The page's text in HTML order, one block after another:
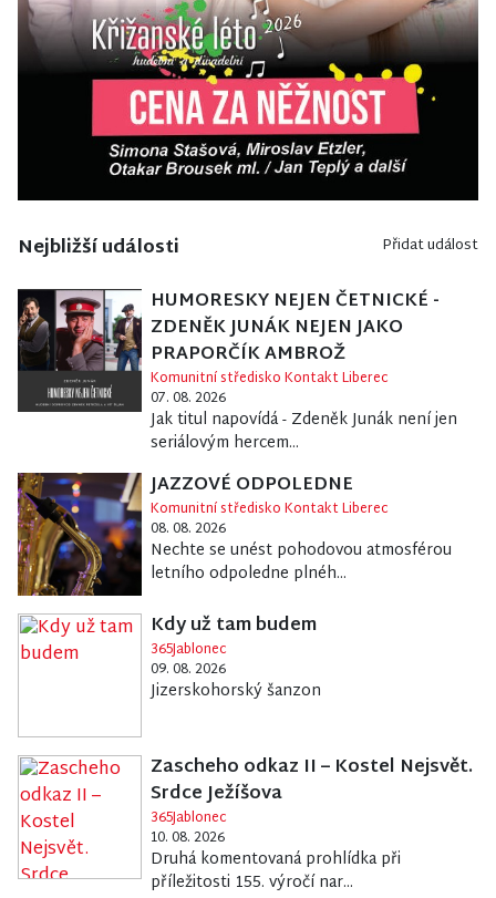
Nejbližší události Přidat událost
HUMORESKY NEJEN ČETNICKÉ -
ZDENĚK JUNÁK NEJEN JAKO
PRAPORČÍK AMBROŽ
Komunitní středisko Kontakt Liberec
07. 08. 2026
Jak titul napovídá - Zdeněk Junák není jen
seriálovým hercem...
JAZZOVÉ ODPOLEDNE
Komunitní středisko Kontakt Liberec
08. 08. 2026
Nechte se unést pohodovou atmosférou
letního odpoledne plnéh...
Kdy už tam budem
365Jablonec
09. 08. 2026
Jizerskohorský šanzon
Zascheho odkaz II – Kostel Nejsvět.
Srdce Ježíšova
365Jablonec
10. 08. 2026
Druhá komentovaná prohlídka při
příležitosti 155. výročí nar...